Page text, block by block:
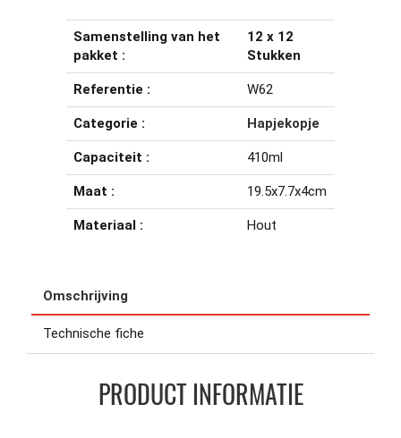
Samenstelling van het
pakket :
12 x 12
Stukken
Referentie : W62
Categorie : Hapjekopje
Capaciteit : 410ml
Maat : 19.5x7.7x4cm
Materiaal : Hout
Omschrijving
Technische fiche
PRODUCT INFORMATIE